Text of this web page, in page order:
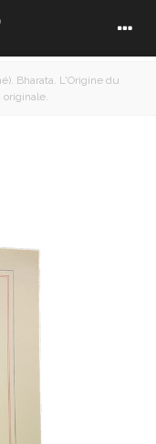
Bharata. L'Origine du